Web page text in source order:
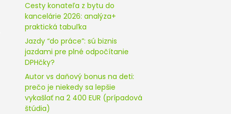
Cesty konateľa z bytu do
kancelárie 2026: analýza+
praktická tabuľka
Jazdy “do práce”: sú biznis
jazdami pre plné odpočítanie
DPHčky?
Autor vs daňový bonus na deti:
prečo je niekedy sa lepšie
vykašlať na 2 400 EUR (prípadová
štúdia)